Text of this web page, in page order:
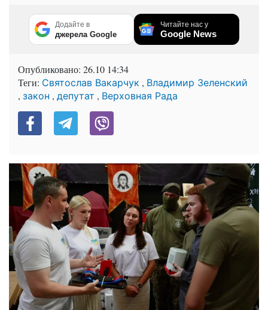
Додайте в
джерела Google
Читайте нас у
Google News
Опубликовано: 26.10 14:34
Теги: Святослав Вакарчук , Владимир Зеленский
, закон , депутат , Верховная Рада